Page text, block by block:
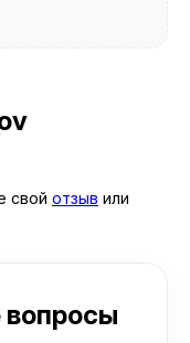
свой отзыв или